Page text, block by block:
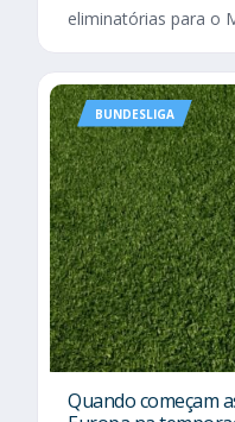
eliminatórias para o
BUNDESLIGA
Quando começam